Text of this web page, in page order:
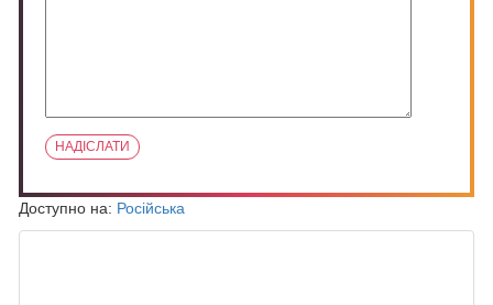
Доступно на: Російська